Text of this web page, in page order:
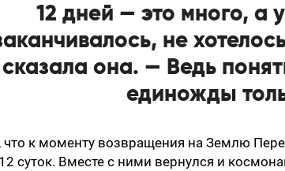
12 дней — это много, а
не
сказала она. — Ведь
единожды
что к моменту возвращения на Землю
суток. Вместе с ними вернулся и